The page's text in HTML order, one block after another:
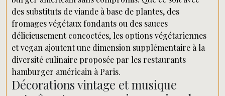
des substituts de viande à base de plantes, des
fromages végétaux fondants ou des sauces
délicieusement concoctées, les options végétariennes
et vegan ajoutent une dimension supplémentaire à la
diversité culinaire proposée par les restaurants
hamburger américain à Paris.
Décorations vintage et musique